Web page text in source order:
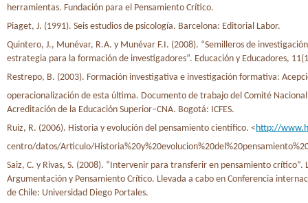
herramientas. Fundación para el Pensamiento Crítico.
Piaget, J. (1991). Seis estudios de psicología. Barcelona: Editorial Labor.
Quintero, J., Munévar, R.A. y Munévar F.I. (2008). “Semilleros de
estrategia para la formación de investigadores”. Educación y Educadores,
Restrepo, B. (2003). Formación investigativa e investigación formativa:
operacionalización de esta última. Documento de trabajo del Comité
Acreditación de la Educación Superior–CNA. Bogotá: ICFES.
Ruiz, R. (2006). Historia y evolución del pensamiento científico. <http://
centro/datos/Articulo/
Saiz, C. y Rivas, S. (2008). “Intervenir para transferir en pensamiento crítico”.
Argumentación y Pensamiento Crítico. Llevada a cabo en Conferencia
de Chile: Universidad Diego Portales.